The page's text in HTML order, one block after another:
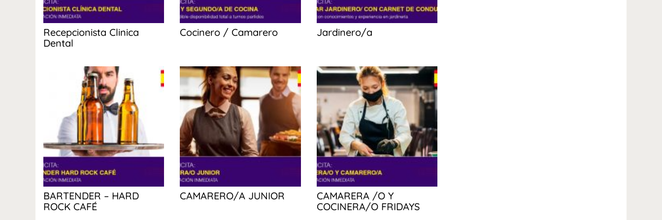
Recepcionista Clinica
Dental
Cocinero / Camarero Jardinero/a
BARTENDER – HARD
ROCK CAFÉ
CAMARERO/A JUNIOR
CAMARERA /O Y
COCINERA/O FRIDAYS